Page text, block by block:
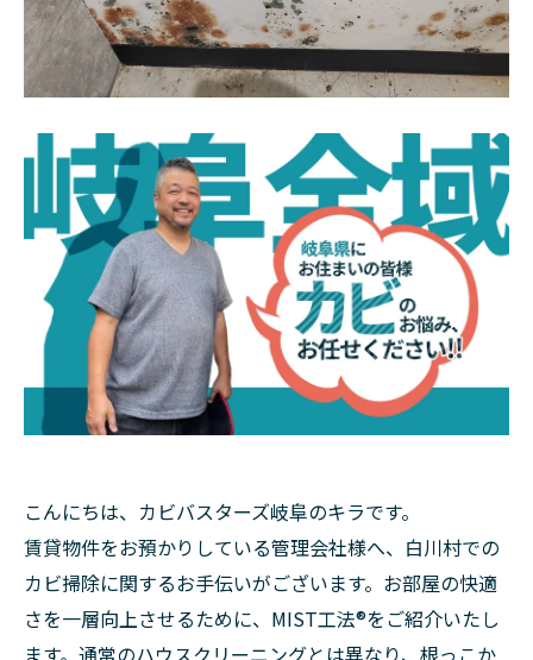
こんにちは、カビバスターズ岐阜のキラです。
賃貸物件をお預かりしている管理会社様へ、白川村での
カビ掃除に関するお手伝いがございます。お部屋の快適
さを一層向上させるために、MIST工法®をご紹介いたし